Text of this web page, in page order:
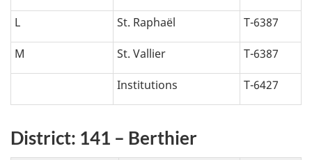
L St. Raphaël T-6387
M St. Vallier T-6387
Institutions T-6427
District: 141 – Berthier